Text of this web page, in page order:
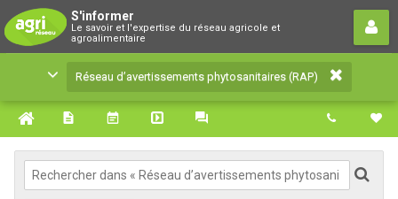
S'informer
Le savoir et l'expertise du réseau agricole et
agroalimentaire
Réseau d’avertissements
phytosanitaires (RAP)
Le savoir et l'expertise du réseau agricole et
agroalimentaire
Réseau d’avertissements phytosanitaires (RAP)